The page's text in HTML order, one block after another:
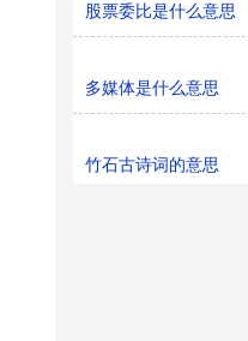
股票委比是什么意思
多媒体是什么意思
竹石古诗词的意思